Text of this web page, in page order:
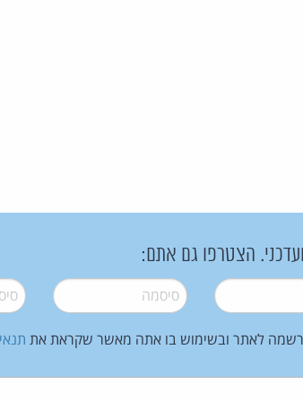
הצטרפו גם אתם:
סיסמה*
לאתר ובשימוש בו אתה מאשר שקראת את